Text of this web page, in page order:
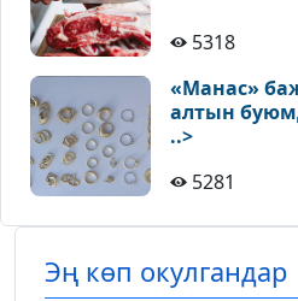
5318
«Манас»
алтын
..>
5281
Эң көп окулгандар